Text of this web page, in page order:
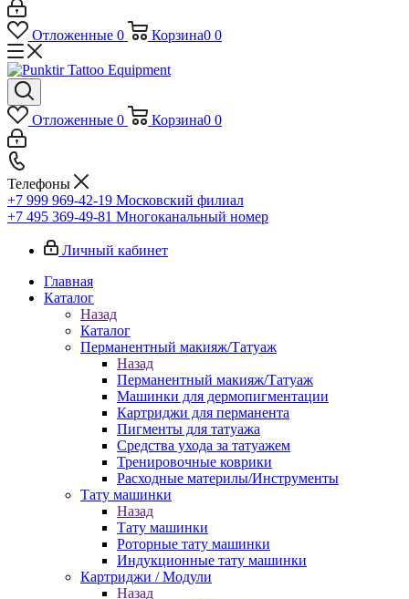
Отложенные 0 Корзина0 0
Отложенные 0 Корзина0 0
Телефоны
+7 999 969-42-19 Московский филиал
+7 495 369-49-81 Многоканальный номер
Личный кабинет
Главная
Каталог
Назад
Каталог
Перманентный макияж/Татуаж
Назад
Перманентный макияж/Татуаж
Машинки для дермопигментации
Картриджи для перманента
Пигменты для татуажа
Средства ухода за татуажем
Тренировочные коврики
Расходные материлы/Инструменты
Тату машинки
Назад
Тату машинки
Роторные тату машинки
Индукционные тату машинки
Картриджи / Модули
Назад